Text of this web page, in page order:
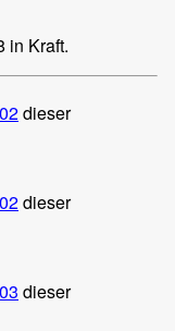
in Kraft.
dieser
dieser
dieser